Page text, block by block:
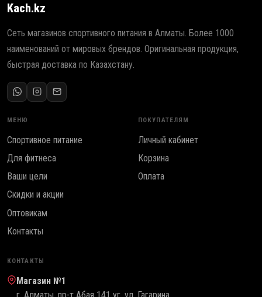
Kach.kz
Сеть магазинов спортивного питания в Алматы. Более 1000
наименований от мировых брендов. Оригинальная продукция,
быстрая доставка по Казахстану.
МЕНЮ
Спортивное питание
Для фитнеса
Ваши цели
Скидки и акции
Оптовикам
Контакты
ПОКУПАТЕЛЯМ
Личный кабинет
Корзина
Оплата
КОНТАКТЫ
Магазин №1